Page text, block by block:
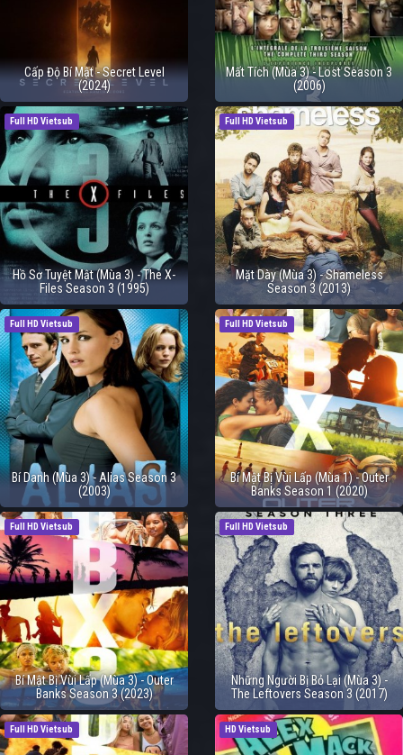
Cấp Độ Bí Mật - Secret Level
(2024)
Mất Tích (Mùa 3) - Lost Season 3
(2006)
Full HD Vietsub
Hồ Sơ Tuyệt Mật (Mùa 3) - The X-
Files Season 3 (1995)
Full HD Vietsub
Mặt Dày (Mùa 3) - Shameless
Season 3 (2013)
Full HD Vietsub
Bí Danh (Mùa 3) - Alias Season 3
(2003)
Full HD Vietsub
Bí Mật Bị Vùi Lấp (Mùa 1) - Outer
Banks Season 1 (2020)
Full HD Vietsub
Bí Mật Bị Vùi Lấp (Mùa 3) - Outer
Banks Season 3 (2023)
Full HD Vietsub
Những Người Bị Bỏ Lại (Mùa 3) -
The Leftovers Season 3 (2017)
Full HD Vietsub HD Vietsub